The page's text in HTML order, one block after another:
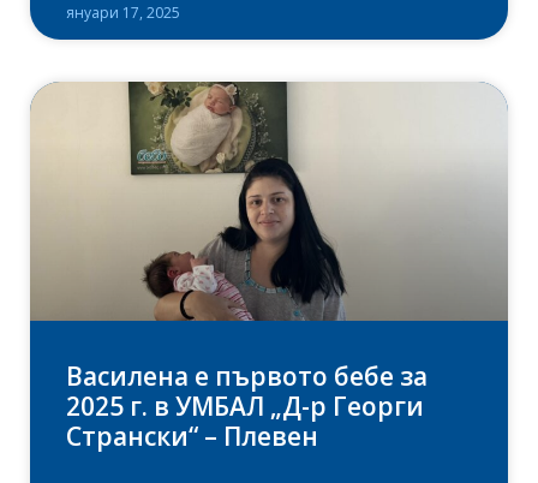
януари 17, 2025
Василена е първото бебе за
2025 г. в УМБАЛ „Д-р Георги
Странски“ – Плевен